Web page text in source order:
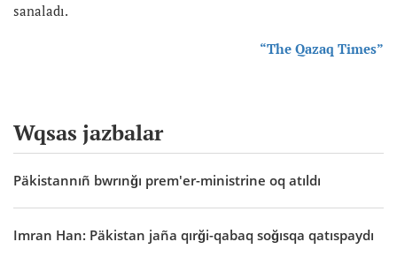
sanaladı.
“The Qazaq Times”
Wqsas jazbalar
Päkistannıñ bwrınğı prem'er-ministrine oq atıldı
Imran Han: Päkistan jaña qırği-qabaq soğısqa qatıspaydı